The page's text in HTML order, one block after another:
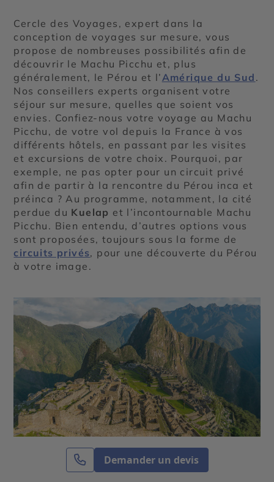
Demander un devis
Cercle des Voyages, expert dans la
conception de voyages sur mesure, vous
propose de nombreuses possibilités afin de
découvrir le Machu Picchu et, plus
généralement, le Pérou et l’Amérique du Sud .
Nos conseillers experts organisent votre
séjour sur mesure, quelles que soient vos
envies. Confiez-nous votre voyage au Machu
Picchu, de votre vol depuis la France à vos
différents hôtels, en passant par les visites
et excursions de votre choix. Pourquoi, par
exemple, ne pas opter pour un circuit privé
afin de partir à la rencontre du Pérou inca et
préinca ? Au programme, notamment, la cité
perdue du Kuelap et l’incontournable Machu
Picchu. Bien entendu, d’autres options vous
sont proposées, toujours sous la forme de
circuits privés, pour une découverte du Pérou
à votre image.